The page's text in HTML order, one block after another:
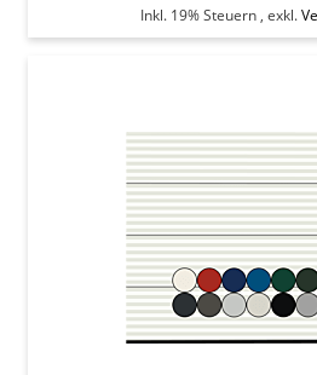
Inkl. 19% Steuern , exkl.